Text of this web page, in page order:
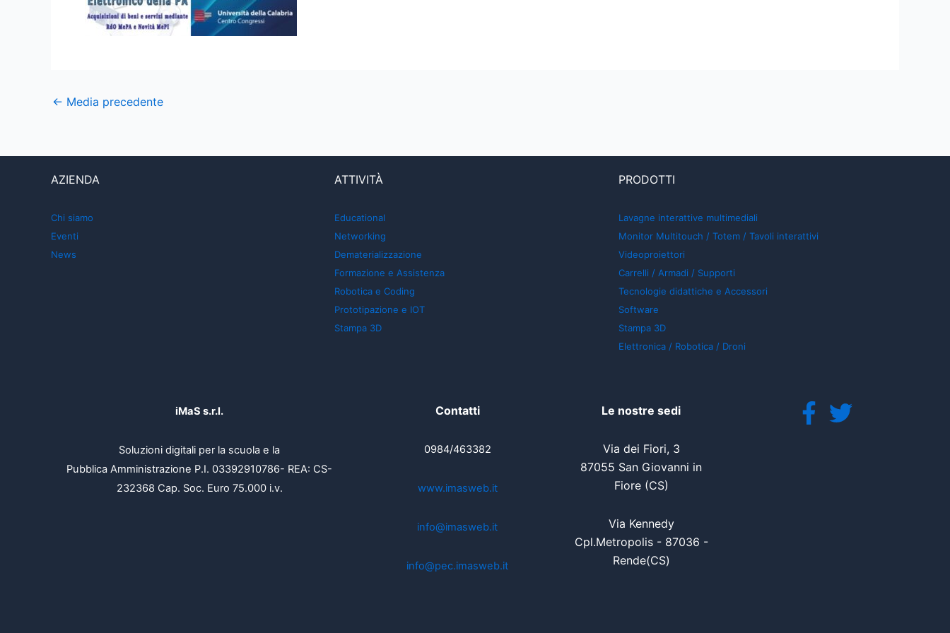
← Media precedente
AZIENDA
Chi siamo
Eventi
News
ATTIVITÀ
Educational
Networking
Dematerializzazione
Formazione e Assistenza
Robotica e Coding
Prototipazione e IOT
Stampa 3D
PRODOTTI
Lavagne interattive multimediali
Monitor Multitouch / Totem / Tavoli interattivi
Videoproiettori
Carrelli / Armadi / Supporti
Tecnologie didattiche e Accessori
Software
Stampa 3D
Elettronica / Robotica / Droni
iMaS s.r.l.
Soluzioni digitali per la scuola e la
Pubblica Amministrazione P.I. 03392910786- REA: CS-
232368 Cap. Soc. Euro 75.000 i.v.
Contatti
0984/463382
www.imasweb.it
info@imasweb.it
info@pec.imasweb.it
Le nostre sedi
Via dei Fiori, 3
87055 San Giovanni in
Fiore (CS)
Via Kennedy
Cpl.Metropolis - 87036 -
Rende(CS)